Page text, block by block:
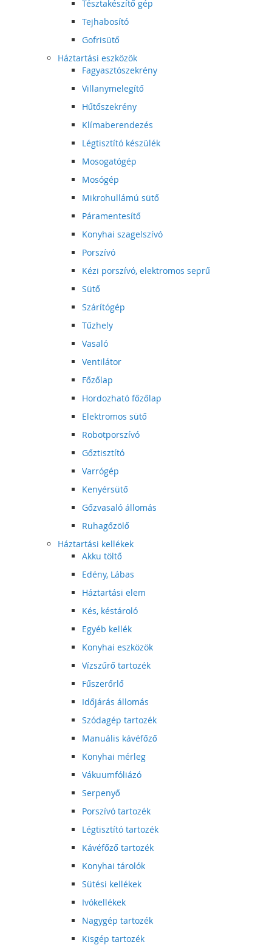
Tésztakészítő gép
Tejhabosító
Gofrisütő
Háztartási eszközök
Fagyasztószekrény
Villanymelegítő
Hűtőszekrény
Klímaberendezés
Légtisztító készülék
Mosogatógép
Mosógép
Mikrohullámú sütő
Páramentesítő
Konyhai szagelszívó
Porszívó
Kézi porszívó, elektromos seprű
Sütő
Szárítógép
Tűzhely
Vasaló
Ventilátor
Főzőlap
Hordozható főzőlap
Elektromos sütő
Robotporszívó
Gőztisztító
Varrógép
Kenyérsütő
Gőzvasaló állomás
Ruhagőzölő
Háztartási kellékek
Akku töltő
Edény, Lábas
Háztartási elem
Kés, késtároló
Egyéb kellék
Konyhai eszközök
Vízszűrő tartozék
Fűszerőrlő
Időjárás állomás
Szódagép tartozék
Manuális kávéfőző
Konyhai mérleg
Vákuumfóliázó
Serpenyő
Porszívó tartozék
Légtisztító tartozék
Kávéfőző tartozék
Konyhai tárolók
Sütési kellékek
Ivókellékek
Nagygép tartozék
Kisgép tartozék